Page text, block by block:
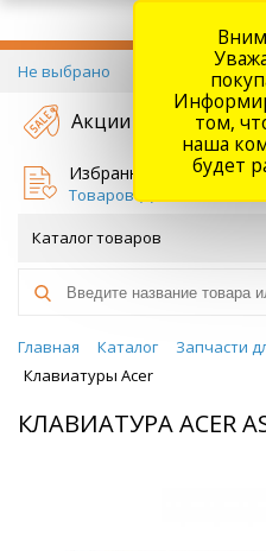
Не выбрано
Акции
Избранное
Товаров (
Каталог товаров
Главная Каталог Запчасти
Клавиатуры Acer
КЛАВИАТУРА ACER
том,
наша
будет